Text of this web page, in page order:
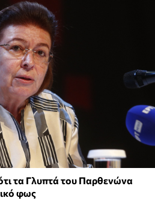
τα Γλυπτά του Παρθενώνα
φως